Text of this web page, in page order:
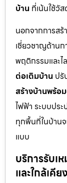
บ้าน ที่เน้นใช้วั
นอกจากการสร้
เชี่ยวชาญด้านก
พฤติกรรมและ
ต่อเติมบ้าน ปรั
สร้างบ้านพร้อ
ไฟฟ้า ระบบประ
ทุกพื้นที่ในบ้าน
แบบ
บริการรับเ
และใกล้เคียง